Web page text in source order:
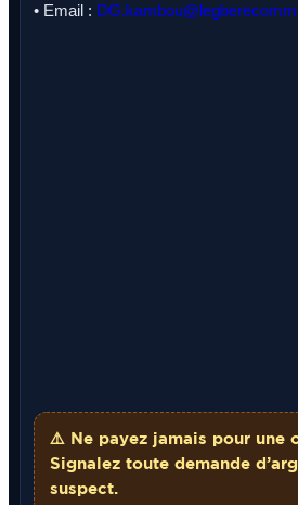
• Email :
⚠️ Ne payez jamais pour une
Signalez toute demande
suspect.